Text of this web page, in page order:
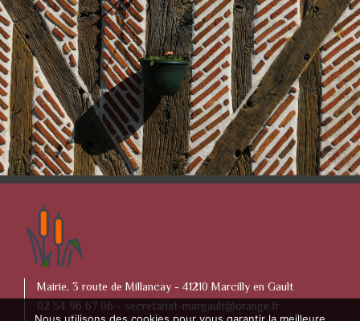
Mairie, 3 route de Millancay - 41210 Marcilly en Gault
02 54 96 67 06 - secretariat-margault@orange.fr